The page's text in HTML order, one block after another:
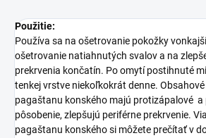
Použitie:
Používa sa na ošetrovanie pokožky
ošetrovanie natiahnutých svalov a na
prekrvenia končatín. Po omytí postihnuté
tenkej vrstve niekoľkokrát denne.
pagaštanu konského majú protizápalové
pôsobenie, zlepšujú periférne prekrvenie.
pagaštanu konského si môžete prečítať v